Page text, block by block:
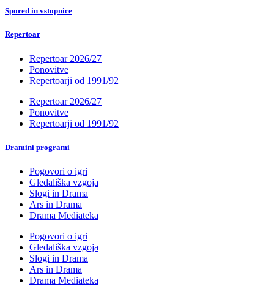
Spored in vstopnice
Repertoar
Repertoar 2026/27
Ponovitve
Repertoarji od 1991/92
Repertoar 2026/27
Ponovitve
Repertoarji od 1991/92
Dramini programi
Pogovori o igri
Gledališka vzgoja
Slogi in Drama
Ars in Drama
Drama Mediateka
Pogovori o igri
Gledališka vzgoja
Slogi in Drama
Ars in Drama
Drama Mediateka